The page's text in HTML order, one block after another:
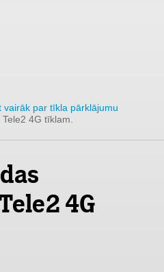
vairāk par tīkla pārklājumu
4G tīklam.
4G